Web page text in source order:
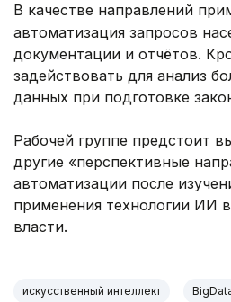
В качестве направлений
автоматизация запросов
документации и отчётов.
задействовать для анализ
данных при подготовке
Рабочей группе предстоит
другие «перспективные
автоматизации после
применения технологии ИИ
власти.
искусственный интеллект